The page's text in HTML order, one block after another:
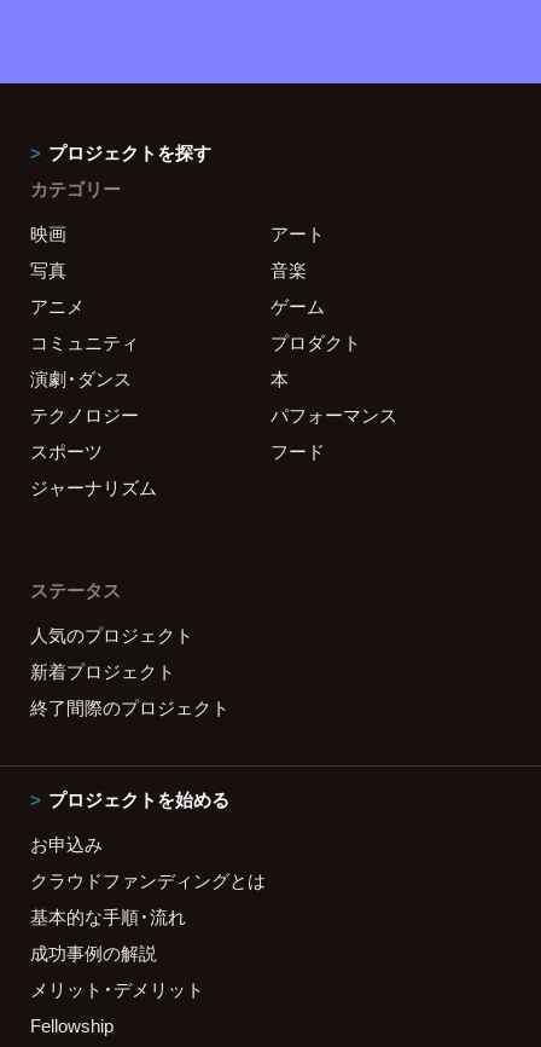
プロジェクトを探す
カテゴリー
映画
アート
写真
音楽
アニメ
ゲーム
コミュニティ
プロダクト
演劇・ダンス
本
テクノロジー
パフォーマンス
スポーツ
フード
ジャーナリズム
ステータス
人気のプロジェクト
新着プロジェクト
終了間際のプロジェクト
プロジェクトを始める
お申込み
クラウドファンディングとは
基本的な手順・流れ
成功事例の解説
メリット・デメリット
Fellowship